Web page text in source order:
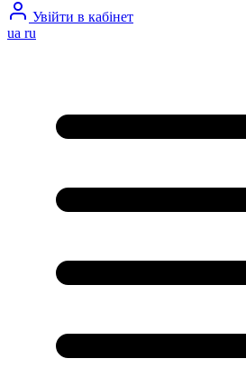
Увійти в кабінет
ua ru